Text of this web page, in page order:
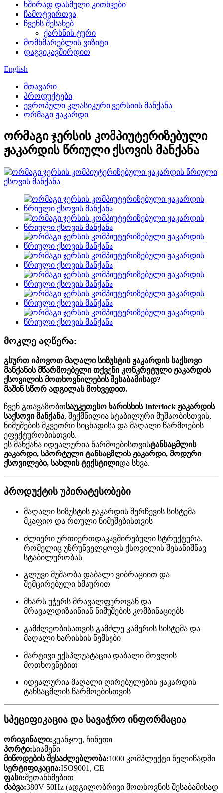
ხშირად დასმული კითხვები
ჩამოტვირთვა
ჩვენს შესახებ
ქარხნის ტური
მომხმარებლის ვიზიტი
დაგვიკავშირდით
English
მთავარი
პროდუქტები
ევროპული კლასიკური ვერსიის მანქანა
ორმაგი ჟაკარდი
ორმაგი ჯერსის კომპიუტერიზებული
ჟაკარდის წრიული ქსოვის მანქანა
მოკლე აღწერა:
გსურთ იპოვოთ მაღალი სიზუსტის ჟაკარდის საქსოვი
მანქანის მწარმოებელი თქვენი კონკრეტული ჟაკარდის
ქსოვილის მოთხოვნილების შესაბამისად?
მაშინ სწორ ადგილას მოხვედით.
ჩვენ გთავაზობთსაუკეთესო ხარისხის Interlock ჟაკარდის
საქსოვი მანქანა, შექმნილია სტაბილური მუშაობისთვის,
ნიმუშების მკვეთრი სიცხადისა და მაღალი წარმოების
ეფექტურობისთვის.
ეს მანქანა იდეალურია წარმოებისთვისტანსაცმლის
ჟაკარდი, სპორტული ტანსაცმლის ჟაკარდი, მოდური
ქსოვილები, სახლის ტექსტილიდა სხვა.
პროდუქტის უპირატესობები
მაღალი სიზუსტის ჟაკარდის შერჩევის სისტემა
მკაფიო და რთული ნიმუშებისთვის
ძლიერი ურთიერთდაკავშირებული სტრუქტურა,
რომელიც უზრუნველყოფს ქსოვილის შესანიშნავ
სტაბილურობას
გლუვი მუშაობა დაბალი ვიბრაციით და
შემცირებული ხმაურით
მხარს უჭერს მრავალფეროვან და
მრავალდიზაინიან ნიმუშების კომბინაციებს
გამძლეობისათვის გამძლე კამერის სისტემა და
მაღალი ხარისხის ნემსები
მარტივი ექსპლუატაცია დაბალი მოვლის
მოთხოვნებით
იდეალურია მაღალი ღირებულების ჟაკარდის
ტანსაცმლის წარმოებისთვის
სპეციფიკაცია და სავაჭრო ინფორმაცია
ორიგინალი:კუანჯოუ, ჩინეთი
პორტი:სიამენი
მიწოდების შესაძლებლობა:1000 კომპლექტი წელიწადში
სერტიფიკაცია:ISO9001, CE
ფასი:შეთანხმებით
ძაბვა:380V 50Hz (ადგილობრივი მოთხოვნის შესაბამისად